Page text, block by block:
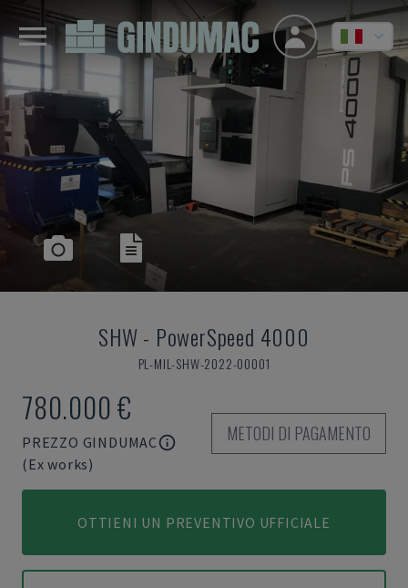
SHW- PowerSpeed 4000
PL-MIL-SHW-2022-00001
780.000 €
PREZZO GINDUMAC
(Ex works)
METODI DI PAGAMENTO
OTTIENI UN PREVENTIVO UFFICIALE